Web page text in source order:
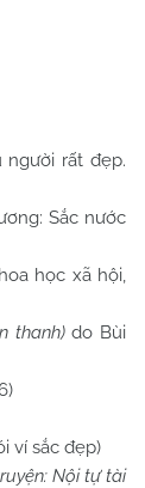
người rất đẹp.
Sắc nước
học xã hội,
thanh)do Bùi
ví sắc đẹp)
Nội tự tài